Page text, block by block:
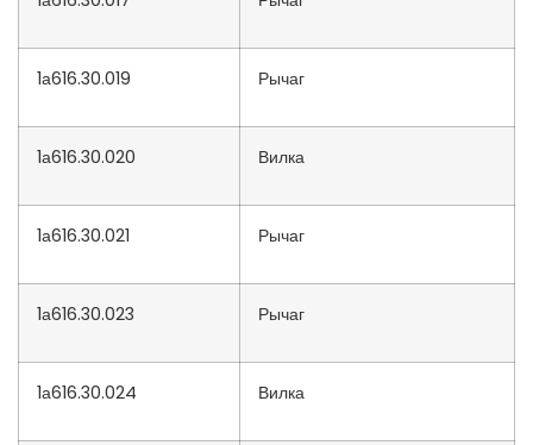
1а616.30.019 Рычаг
1а616.30.020 Вилка
1а616.30.021 Рычаг
1а616.30.023 Рычаг
1а616.30.024 Вилка